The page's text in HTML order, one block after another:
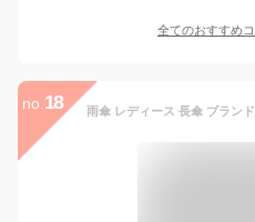
全てのおすすめ
no. 18